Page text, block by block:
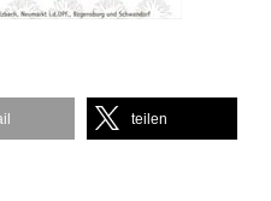
teilen